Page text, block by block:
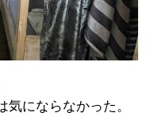
にならなかった。